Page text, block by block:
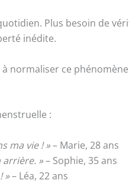
Plus besoin de
inédite.
ce
:
ma vie ! »– Marie, 28 ans
arrière. »– Sophie, 35 ans
»– Léa, 22 ans